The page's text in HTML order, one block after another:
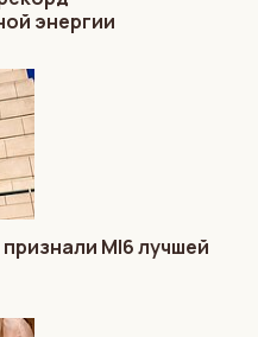
энергии
MI6 лучшей